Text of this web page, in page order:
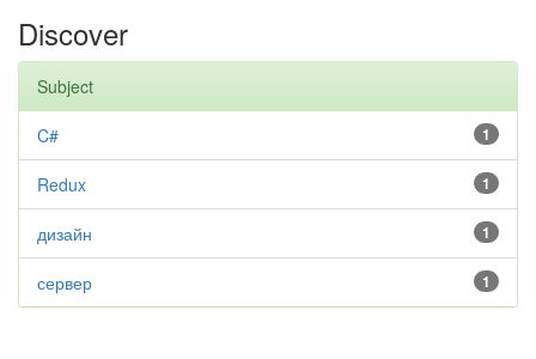
Discover
Subject
1
C#
1
Redux
1
дизайн
1
сервер